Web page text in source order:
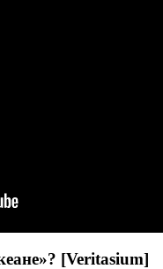
[Veritasium]